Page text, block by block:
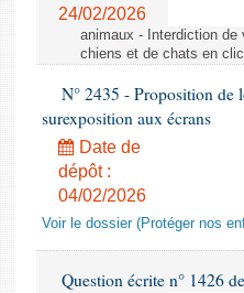
24/02/2026
animaux - Interdiction
chiens et de chats en
N° 2435 - Proposition de
surexposition aux écrans
Date de
dépôt :
04/02/2026
Voir le dossier (Protéger nos
Question écrite n° 1426